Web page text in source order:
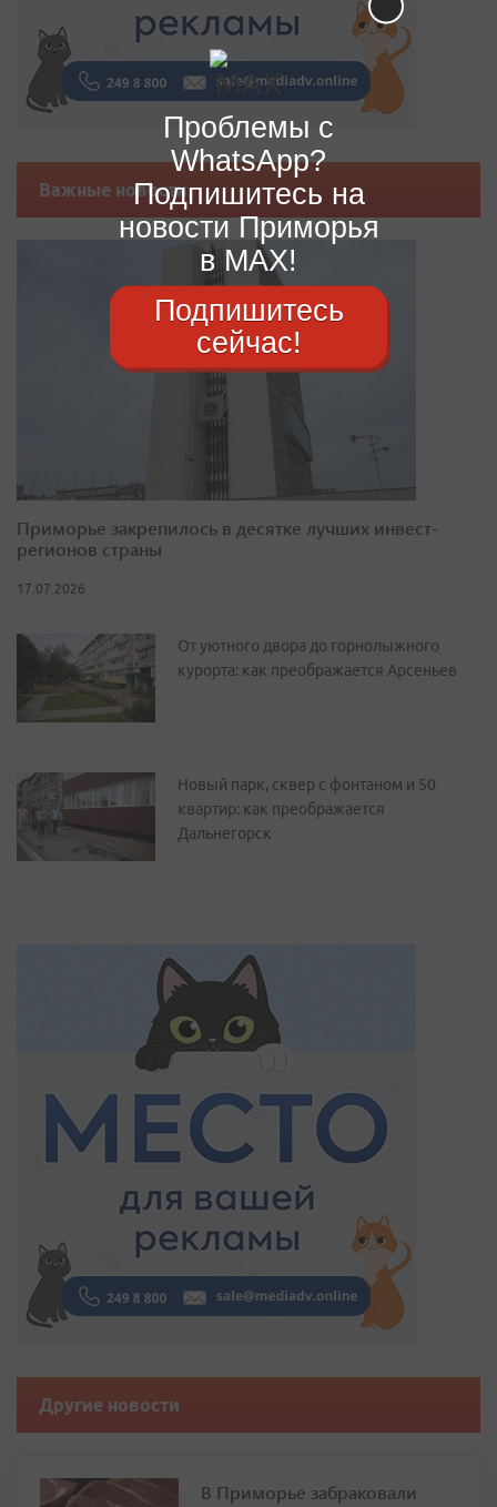
Важные новости
Приморье закрепилось в десятке лучших инвест-
регионов страны
17.07.2026
От уютного двора до горнолыжного
курорта: как преображается Арсеньев
Новый парк, сквер с фонтаном и 50
квартир: как преображается
Дальнегорск
Другие новости
В Приморье забраковали
Проблемы с
WhatsApp?
Подпишитесь на
новости Приморья
в MAX!
Подпишитесь
сейчас!